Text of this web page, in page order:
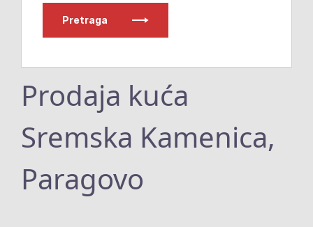
Pretraga
Prodaja kuća
Sremska Kamenica,
Paragovo